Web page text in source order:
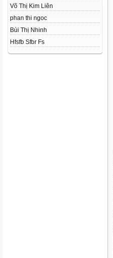
Võ Thị Kim Liên
phan thi ngoc
Bùi Thị Nhinh
Hfsfb Sfbr Fs